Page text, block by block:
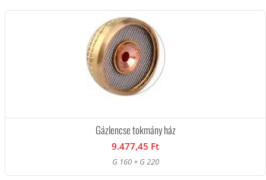
Gázlencse tokmány ház
9.477,45 Ft
G 160 + G 220